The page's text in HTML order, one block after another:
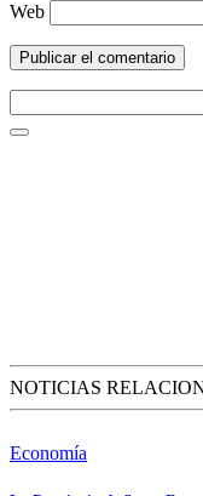
Web
NOTICIAS
Economía